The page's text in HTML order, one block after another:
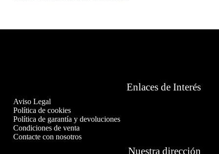
Enlaces de Interés
Aviso Legal
Política de cookies
Política de garantía y devoluciones
Condiciones de venta
Contacte con nosotros
Nuestra dirección